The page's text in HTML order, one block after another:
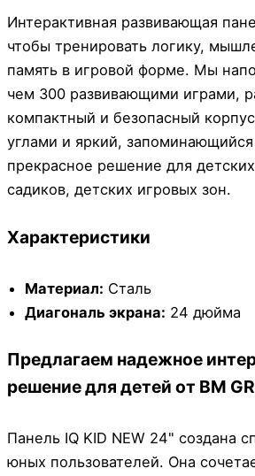
Интерактивная развивающая
чтобы тренировать логику,
память в игровой форме. Мы
чем 300 развивающими играми,
компактный и безопасный
углами и яркий,
прекрасное решение для
садиков, детских игровых зон.
Характеристики
Материал: Сталь
Диагональ экрана: 24 дюйма
Предлагаем надежное
решение для детей от BM
Панель IQ KID NEW 24" создана
юных пользователей. Она